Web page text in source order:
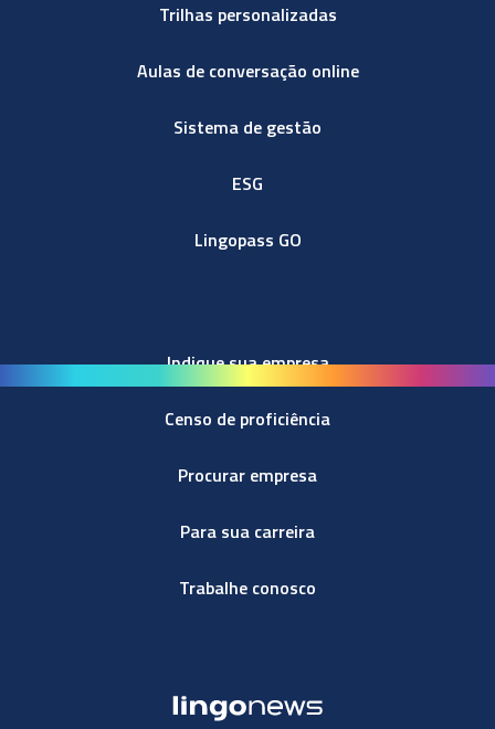
Trilhas personalizadas
Aulas de conversação online
Sistema de gestão
ESG
Lingopass GO
Indique sua empresa
Censo de proficiência
Procurar empresa
Para sua carreira
Trabalhe conosco